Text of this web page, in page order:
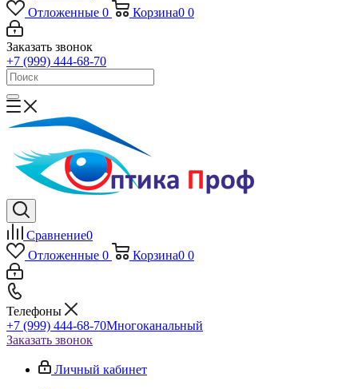
Отложенные 0 Корзина0 0
Заказать звонок
+7 (999) 444-68-70
Сравнение0
Отложенные 0 Корзина0 0
Телефоны
+7 (999) 444-68-70Многоканальный
Заказать звонок
Личный кабинет